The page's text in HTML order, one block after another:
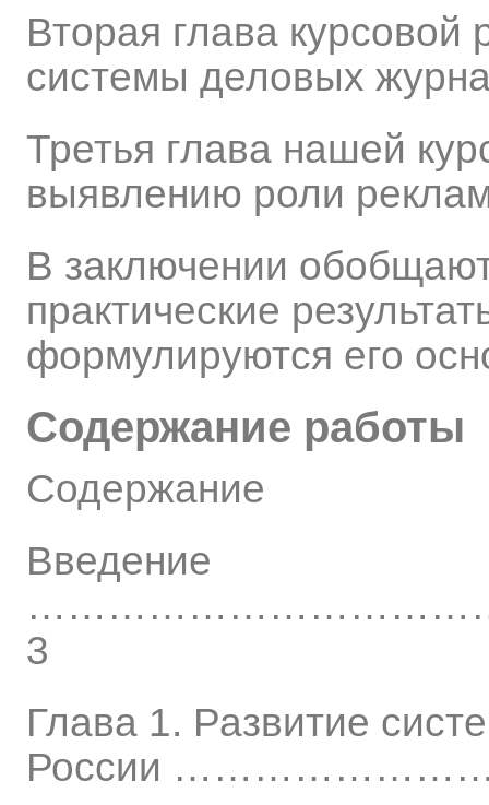
Вторая глава
системы деловых
Третья глава нашей
выявлению роли
В заключении
практические
формулируются его
Содержание работы
Содержание
Введение
3
Глава 1. Развитие
России